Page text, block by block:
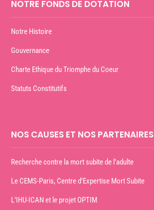
NOTRE FONDS DE DOTATION
Notre Histoire
Gouvernance
Charte Ethique du Triomphe du Coeur
Statuts Constitutifs
NOS CAUSES ET NOS PARTENAIRES
Recherche contre la mort subite de l’adulte
Le CEMS-Paris, Centre d’Expertise Mort Subite
L’IHU-ICAN et le projet OPTIM